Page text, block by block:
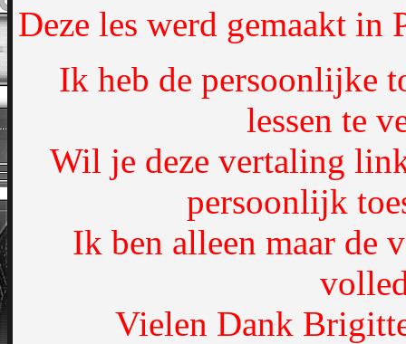
Deze les werd gemaakt in
Ik heb de persoonlijke
lessen te
Wil je deze vertaling
persoonlijk
Ik ben alleen maar de
Vielen Dank